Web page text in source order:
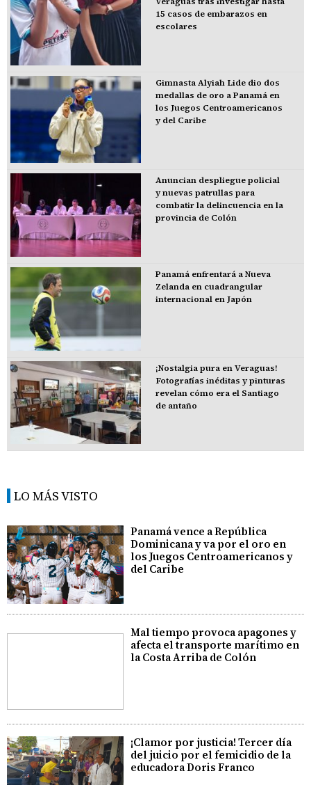
15 casos de embarazos en
escolares
Gimnasta Alyiah Lide dio dos
medallas de oro a Panamá en
los Juegos Centroamericanos
y del Caribe
Anuncian despliegue policial
y nuevas patrullas para
combatir la delincuencia en la
provincia de Colón
Panamá enfrentará a Nueva
Zelanda en cuadrangular
internacional en Japón
¡Nostalgia pura en Veraguas!
Fotografías inéditas y pinturas
revelan cómo era el Santiago
de antaño
LO MÁS VISTO
Panamá vence a República
Dominicana y va por el oro en
los Juegos Centroamericanos y
del Caribe
Mal tiempo provoca apagones y
afecta el transporte marítimo en
la Costa Arriba de Colón
¡Clamor por justicia! Tercer día
del juicio por el femicidio de la
educadora Doris Franco